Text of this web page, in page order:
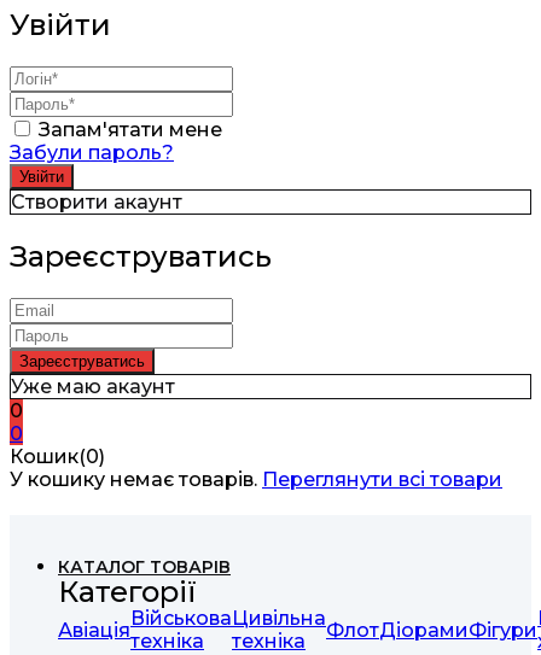
Увійти
Запам'ятати мене
Забули пароль?
Створити акаунт
Зареєструватись
Уже маю акаунт
0
0
Кошик(0)
У кошику немає товарів. Переглянути всі товари
КАТАЛОГ ТОВАРІВ
Категорії
АвіаціяВійськова
техніка
Цивільна
техніка
ФлотДіорамиФігури